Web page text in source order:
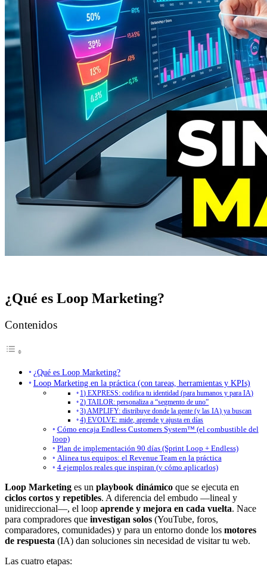
¿Qué es Loop Marketing?
Contenidos
¿Qué es Loop Marketing?
Loop Marketing en la práctica (con tareas, herramientas y KPIs)
1) EXPRESS: codifica tu identidad (para humanos y para IA)
2) TAILOR: personaliza a “segmento de uno”
3) AMPLIFY: distribuye donde la gente (y las IA) ya buscan
4) EVOLVE: mide, aprende y ajusta en días
Cómo encaja Endless Customers System™ (el combustible del
loop)
Plan de implementación 90 días (Sprint Loop + Endless)
Alinea tus equipos: el Revenue Team en la práctica
4 ejemplos reales que inspiran (y cómo aplicarlos)
Loop Marketing es un playbook dinámico que se ejecuta en
ciclos cortos y repetibles. A diferencia del embudo —lineal y
unidireccional—, el loop aprende y mejora en cada vuelta. Nace
para compradores que investigan solos (YouTube, foros,
comparadores, comunidades) y para un entorno donde los motores
de respuesta (IA) dan soluciones sin necesidad de visitar tu web.
Las cuatro etapas: